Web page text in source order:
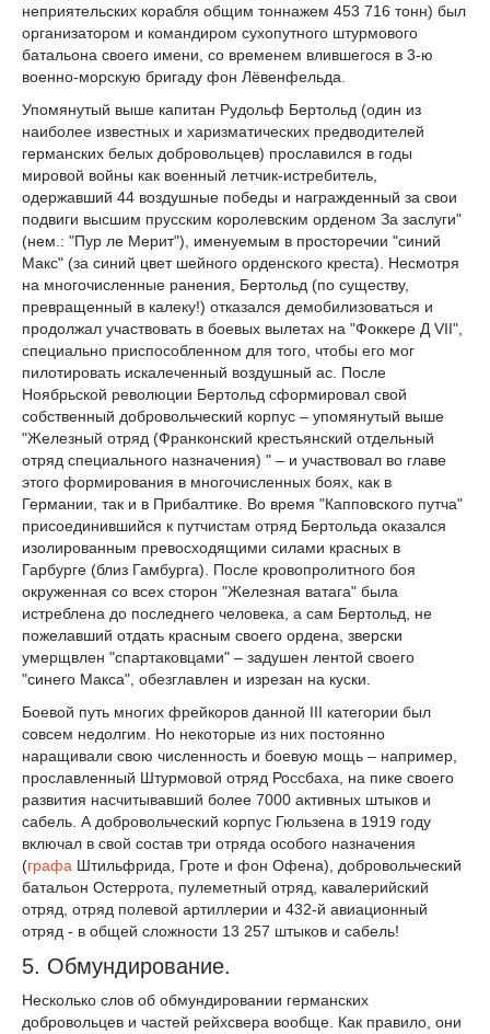
неприятельских корабля общим тоннажем 453 716 тонн) был
организатором и командиром сухопутного штурмового
батальона своего имени, со временем влившегося в 3-ю
военно-морскую бригаду фон Лёвенфельда.
Упомянутый выше капитан Рудольф Бертольд (один из
наиболее известных и харизматических предводителей
германских белых добровольцев) прославился в годы
мировой войны как военный летчик-истребитель,
одержавший 44 воздушные победы и награжденный за свои
подвиги высшим прусским королевским орденом За заслуги"
(нем.: "Пур ле Мерит"), именуемым в просторечии "синий
Макс" (за синий цвет шейного орденского креста). Несмотря
на многочисленные ранения, Бертольд (по существу,
превращенный в калеку!) отказался демобилизоваться и
продолжал участвовать в боевых вылетах на "Фоккере Д VII",
специально приспособленном для того, чтобы его мог
пилотировать искалеченный воздушный ас. После
Ноябрьской революции Бертольд сформировал свой
собственный добровольческий корпус – упомянутый выше
"Железный отряд (Франконский крестьянский отдельный
отряд специального назначения) " – и участвовал во главе
этого формирования в многочисленных боях, как в
Германии, так и в Прибалтике. Во время "Капповского путча"
присоединившийся к путчистам отряд Бертольда оказался
изолированным превосходящими силами красных в
Гарбурге (близ Гамбурга). После кровопролитного боя
окруженная со всех сторон "Железная ватага" была
истреблена до последнего человека, а сам Бертольд, не
пожелавший отдать красным своего ордена, зверски
умерщвлен "спартаковцами" – задушен лентой своего
"синего Макса", обезглавлен и изрезан на куски.
Боевой путь многих фрейкоров данной III категории был
совсем недолгим. Но некоторые из них постоянно
наращивали свою численность и боевую мощь – например,
прославленный Штурмовой отряд Россбаха, на пике своего
развития насчитывавший более 7000 активных штыков и
сабель. А добровольческий корпус Гюльзена в 1919 году
включал в свой состав три отряда особого назначения
(графа Штильфрида, Гроте и фон Офена), добровольческий
батальон Остеррота, пулеметный отряд, кавалерийский
отряд, отряд полевой артиллерии и 432-й авиационный
отряд - в общей сложности 13 257 штыков и сабель!
5. Обмундирование.
Несколько слов об обмундировании германских
добровольцев и частей рейхсвера вообще. Как правило, они